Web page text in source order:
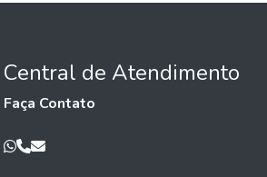
Central de Atendimento
Faça Contato